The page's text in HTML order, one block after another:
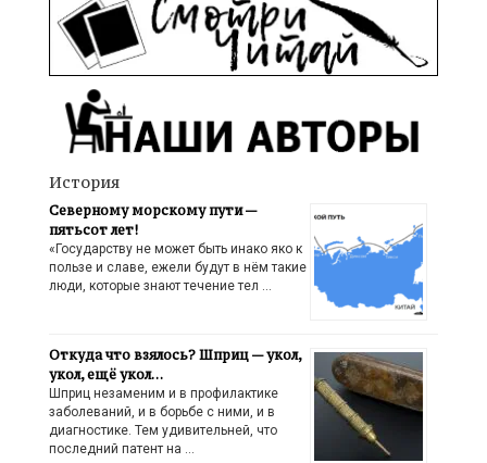
История
Северному морскому пути —
пятьсот лет!
«Государству не может быть инако яко к
пользе и славе, ежели будут в нём такие
люди, которые знают течение тел …
Откуда что взялось? Шприц — укол,
укол, ещё укол…
Шприц незаменим и в профилактике
заболеваний, и в борьбе с ними, и в
диагностике. Тем удивительней, что
последний патент на …